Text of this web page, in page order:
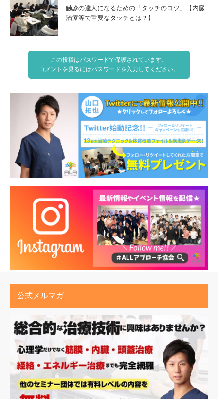
触診の達人になるための「タッチのコツ」【内臓
治療等で重要なタッチとは？】
この投稿はパスワードで保護されています。
コメントを見るにはパスワードを入力してください。
公式メルマガ